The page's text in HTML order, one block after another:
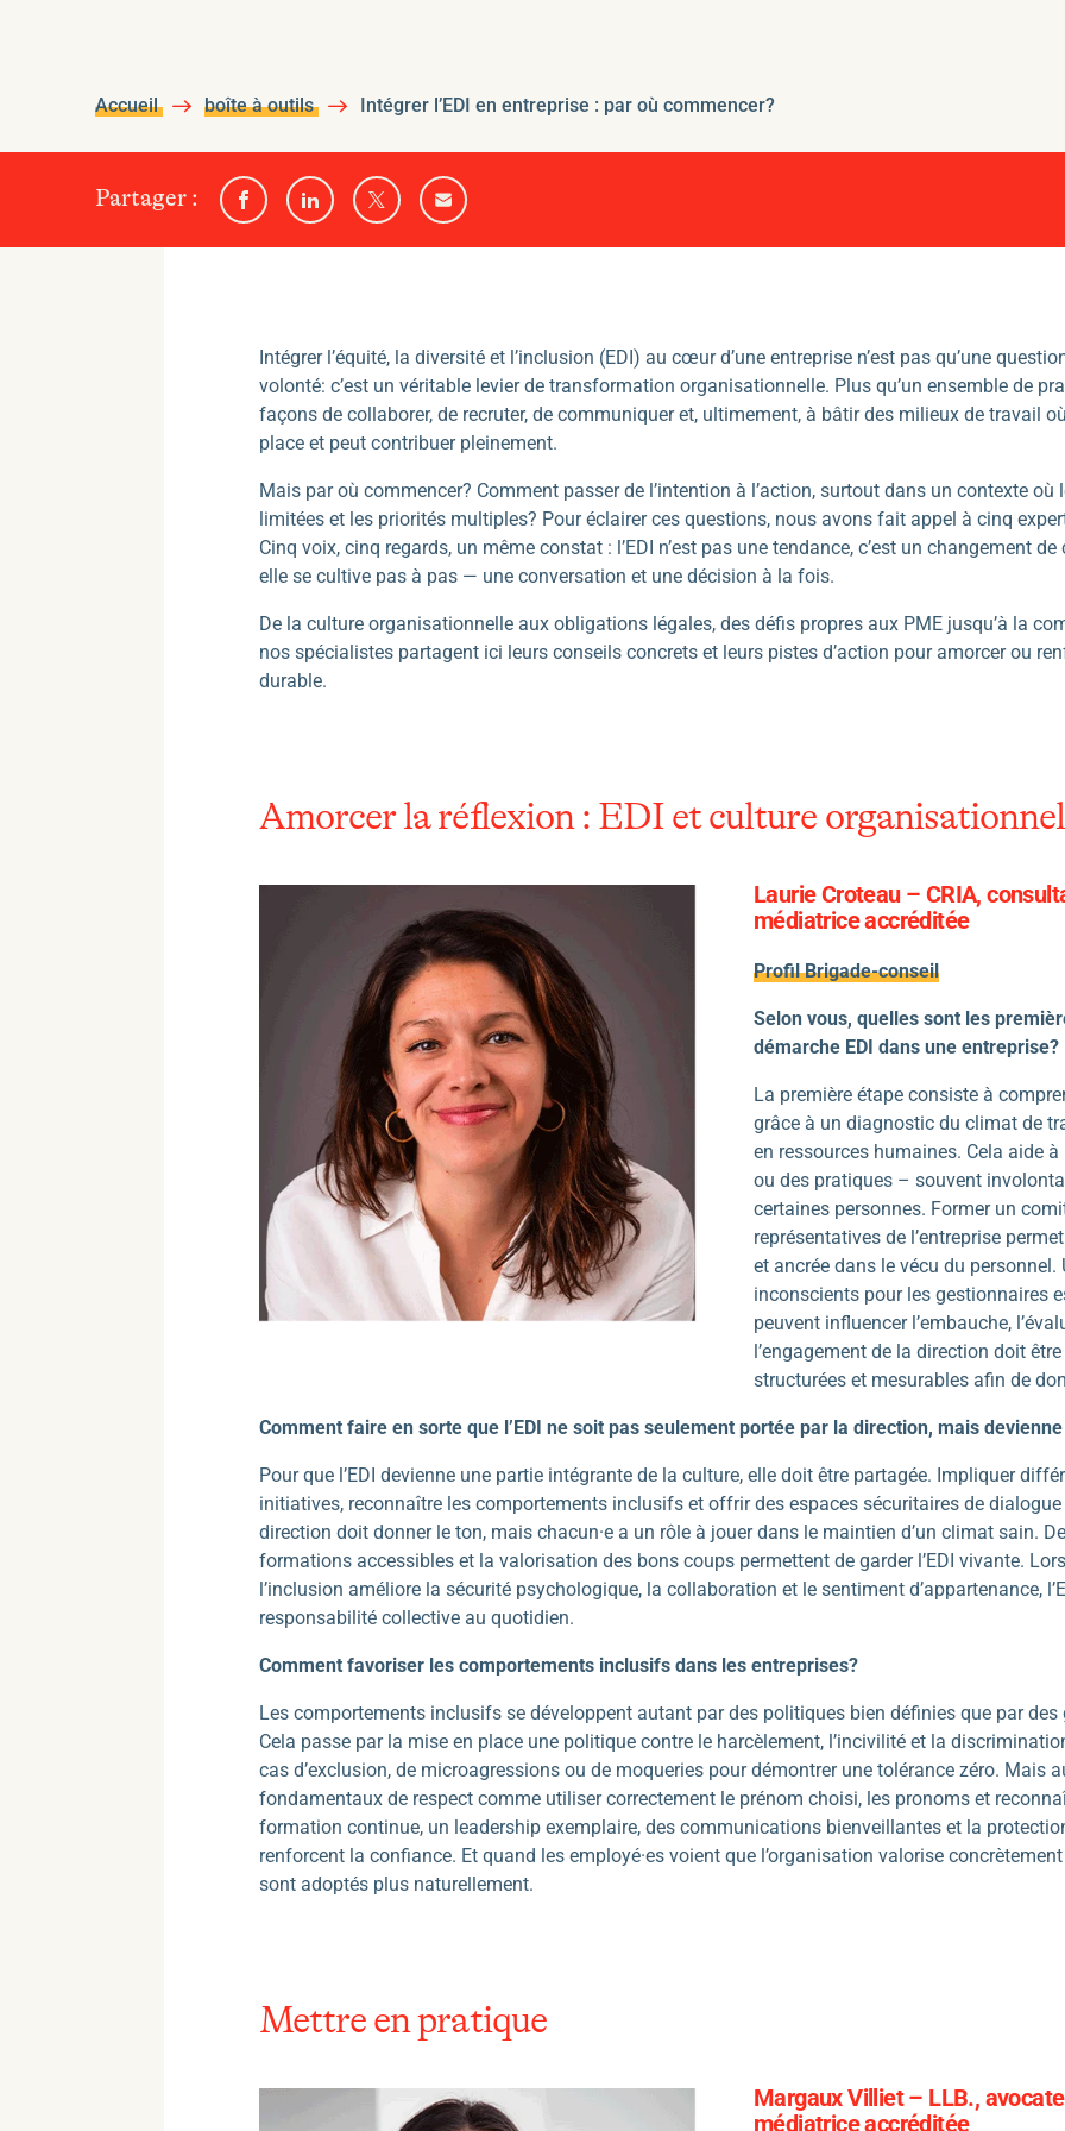
Accueil boîte à outils Intégrer l’EDI en entreprise : par où commencer?
Partagersur
des
:
Partager
sur
Facebook
Partager
sur
Linkedin
Partager
sur
Twitter
Partager
par
email
Intégrer l’équité, la diversité et l’inclusion (EDI) au cœur d’une entreprise n’est pas qu’une
volonté: c’est un véritable levier de transformation organisationnelle. Plus qu’un ensemble de
façons de collaborer, de recruter, de communiquer et, ultimement, à bâtir des milieux de travail
place et peut contribuer pleinement.
Mais par où commencer? Comment passer de l’intention à l’action, surtout dans un contexte
limitées et les priorités multiples? Pour éclairer ces questions, nous avons fait appel à cinq
Cinq voix, cinq regards, un même constat : l’EDI n’est pas une tendance, c’est un changement
elle se cultive pas à pas — une conversation et une décision à la fois.
De la culture organisationnelle aux obligations légales, des défis propres aux PME jusqu’à la
nos spécialistes partagent ici leurs conseils concrets et leurs pistes d’action pour amorcer ou
durable.
Amorcer la réflexion : EDI et culture
Laurie Croteau – CRIA,
médiatrice accréditée
Profil Brigade-conseil
Selon vous, quelles sont les
démarche EDI dans une entreprise?
La première étape consiste à
grâce à un diagnostic du climat de
en ressources humaines. Cela aide
ou des pratiques – souvent
certaines personnes. Former un
représentatives de l’entreprise
et ancrée dans le vécu du
inconscients pour les gestionnaires
peuvent influencer l’embauche,
l’engagement de la direction doit
structurées et mesurables afin de
Comment faire en sorte que l’EDI ne soit pas seulement portée par la direction, mais
Pour que l’EDI devienne une partie intégrante de la culture, elle doit être partagée. Impliquer
initiatives, reconnaître les comportements inclusifs et offrir des espaces sécuritaires de dialogue
direction doit donner le ton, mais chacun·e a un rôle à jouer dans le maintien d’un climat sain.
formations accessibles et la valorisation des bons coups permettent de garder l’EDI vivante.
l’inclusion améliore la sécurité psychologique, la collaboration et le sentiment d’appartenance,
responsabilité collective au quotidien.
Comment favoriser les comportements inclusifs dans les entreprises?
Les comportements inclusifs se développent autant par des politiques bien définies que par
Cela passe par la mise en place une politique contre le harcèlement, l’incivilité et la
cas d’exclusion, de microagressions ou de moqueries pour démontrer une tolérance zéro. Mais
fondamentaux de respect comme utiliser correctement le prénom choisi, les pronoms et
formation continue, un leadership exemplaire, des communications bienveillantes et la
renforcent la confiance. Et quand les employé·es voient que l’organisation valorise
sont adoptés plus naturellement.
Mettre en pratique
Margaux Villiet – LLB.,
médiatrice accréditée